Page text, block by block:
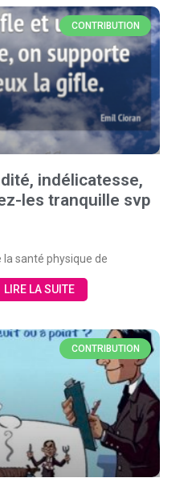
CONTRIBUTION
indélicatesse,
les tranquille svp
la santé physique de
LIRE LA SUITE
CONTRIBUTION